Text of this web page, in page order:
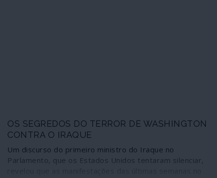
OS SEGREDOS DO TERROR DE WASHINGTON
CONTRA O IRAQUE
Um discurso do primeiro ministro do Iraque no
Parlamento, que os Estados Unidos tentaram silenciar,